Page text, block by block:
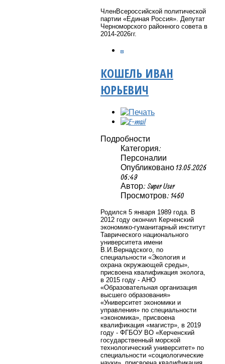
ЧленВсероссийской политической
партии «Единая Россия». Депутат
Черноморского районного совета в
2014-2026гг.
КОШЕЛЬ ИВАН
ЮРЬЕВИЧ
Подробности
Категория:
Персоналии
Опубликовано 13.05.2026
06:49
Автор: Super User
Просмотров: 1460
Родился 5 января 1989 года. В
2012 году окончил Керченский
экономико-гуманитарный институт
Таврического национального
университета имени
В.И.Вернадского, по
специальности «Экология и
охрана окружающей среды»,
присвоена квалификация эколога,
в 2015 году - АНО
«Образовательная организация
высшего образования»
«Университет экономики и
управления» по специальности
«экономика», присвоена
квалификация «магистр», в 2019
году - ФГБОУ ВО «Керченский
государственный морской
технологический университет» по
специальности «социологические